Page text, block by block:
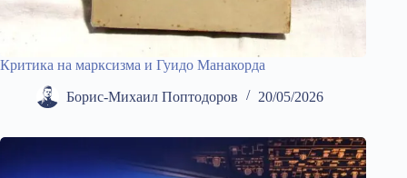
Критика на марксизма и Гуидо Манакорда
Борис-Михаил Поптодоров 20/05/2026